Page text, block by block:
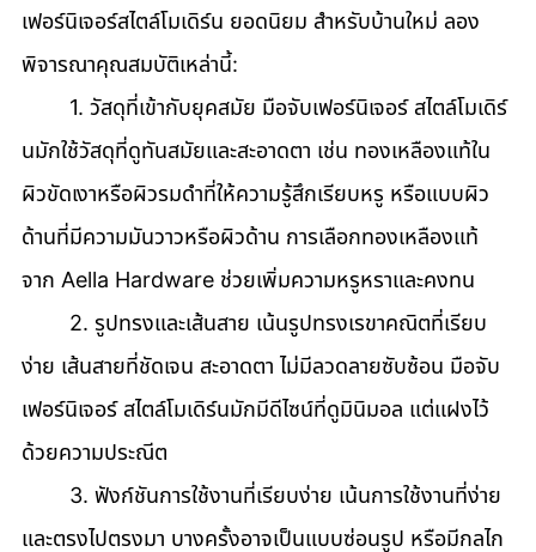
เฟอร์นิเจอร์สไตล์โมเดิร์น ยอดนิยม สำหรับบ้านใหม่ ลอง
พิจารณาคุณสมบัติเหล่านี้:
นมักใช้วัสดุที่ดูทันสมัยและสะอาดตา เช่น ทองเหลืองแท้ใน
ผิวขัดเงาหรือผิวรมดำที่ให้ความรู้สึกเรียบหรู หรือแบบผิว
ด้านที่มีความมันวาวหรือผิวด้าน การเลือกทองเหลืองแท้
จาก Aella Hardware ช่วยเพิ่มความหรูหราและคงทน
ง่าย เส้นสายที่ชัดเจน สะอาดตา ไม่มีลวดลายซับซ้อน มือจับ
เฟอร์นิเจอร์ สไตล์โมเดิร์นมักมีดีไซน์ที่ดูมินิมอล แต่แฝงไว้
ด้วยความประณีต
และตรงไปตรงมา บางครั้งอาจเป็นแบบซ่อนรูป หรือมีกลไก